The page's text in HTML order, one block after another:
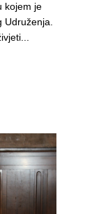
kojem je